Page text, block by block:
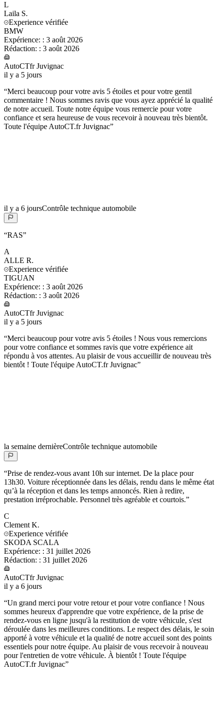
L
Laila S.
Experience vérifiée
BMW
Expérience: : 3 août 2026
Rédaction: : 3 août 2026
AutoCTfr Juvignac
il y a 5 jours
“Merci beaucoup pour votre avis 5 étoiles et pour votre gentil
commentaire ! Nous sommes ravis que vous ayez apprécié la qualité
de notre accueil. Toute notre équipe vous remercie pour votre
confiance et sera heureuse de vous recevoir à nouveau très bientôt.
Toute l'équipe AutoCT.fr Juvignac”
il y a 6 joursContrôle technique automobile
“RAS”
A
ALLE R.
Experience vérifiée
TIGUAN
Expérience: : 3 août 2026
Rédaction: : 3 août 2026
AutoCTfr Juvignac
il y a 5 jours
“Merci beaucoup pour votre avis 5 étoiles ! Nous vous remercions
pour votre confiance et sommes ravis que votre expérience ait
répondu à vos attentes. Au plaisir de vous accueillir de nouveau très
bientôt ! Toute l'équipe AutoCT.fr Juvignac”
la semaine dernièreContrôle technique automobile
“Prise de rendez-vous avant 10h sur internet. De la place pour
13h30. Voiture réceptionnée dans les délais, rendu dans le même état
qu’à la réception et dans les temps annoncés. Rien à redire,
prestation irréprochable. Personnel très agréable et courtois.”
C
Clement K.
Experience vérifiée
SKODA SCALA
Expérience: : 31 juillet 2026
Rédaction: : 31 juillet 2026
AutoCTfr Juvignac
il y a 6 jours
“Un grand merci pour votre retour et pour votre confiance ! Nous
sommes heureux d'apprendre que votre expérience, de la prise de
rendez-vous en ligne jusqu'à la restitution de votre véhicule, s'est
déroulée dans les meilleures conditions. Le respect des délais, le soin
apporté à votre véhicule et la qualité de notre accueil sont des points
essentiels pour notre équipe. Au plaisir de vous recevoir à nouveau
pour l'entretien de votre véhicule. À bientôt ! Toute l'équipe
AutoCT.fr Juvignac”